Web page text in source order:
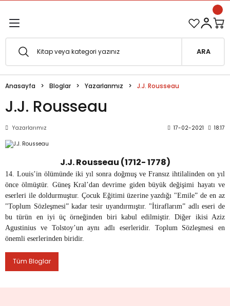
Esfârü'l-Erbaâ Seti şimdi satışta!
Metafor
ARA
Anasayfa Bloglar Yazarlarımız J.J. Rousseau
J.J. Rousseau
Yazarlarımız 17-02-2021 18:17
J.J. Rousseau (1712- 1778)
14. Louis’in ölümünde iki yıl sonra doğmuş ve Fransız ihtilalinden on yıl
önce ölmüştür. Güneş Kral’dan devrime giden büyük değişimi hayatı ve
eserleri ile doldurmuştur. Çocuk Eğitimi üzerine yazdığı "Emile” de en az
"Toplum Sözleşmesi” kadar tesir uyandırmıştır. "İtiraflarım” adlı eseri de
bu türün en iyi üç örneğinden biri kabul edilmiştir. Diğer ikisi Aziz
Agustinius ve Tolstoy’un aynı adlı eserleridir. Toplum Sözleşmesi en
önemli eserlerinden biridir.
Tüm Bloglar